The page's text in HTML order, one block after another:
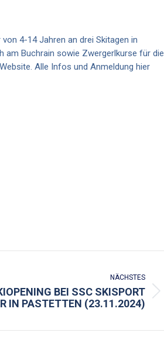
4-14 Jahren an drei Skitagen in
am Buchrain sowie Zwergerlkurse für die
Alle Infos und Anmeldung hier
NÄCHSTES
BEI SSC SKISPORT
IN PASTETTEN (23.11.2024)